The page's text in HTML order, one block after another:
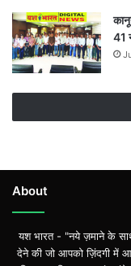
41
About
यश भारत - "नये ज़माने के
देने की जो आपको ज़िंदगी